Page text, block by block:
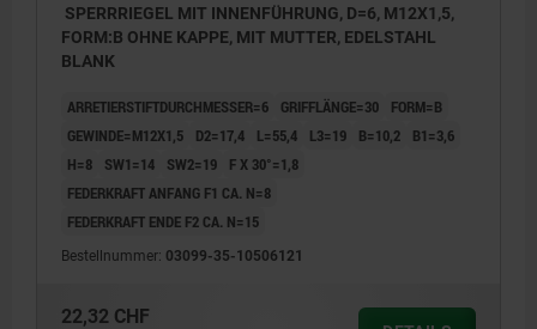
SPERRRIEGEL MIT INNENFÜHRUNG, D=6, M12X1,5,
FORM:B OHNE KAPPE, MIT MUTTER, EDELSTAHL
BLANK
ARRETIERSTIFTDURCHMESSER=6 GRIFFLÄNGE=30
FORM=B
GEWINDE=M12X1,5
D2=17,4 L=55,4 L3=19 B=10,2
B1=3,6
H=8
SW1=14 SW2=19
F X 30°=1,8
FEDERKRAFT ANFANG F1 CA. N=8
FEDERKRAFT ENDE F2 CA. N=15
Bestellnummer: 03099-35-10506121
22,32 CHF